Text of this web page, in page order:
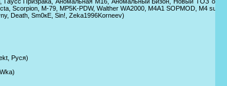
Scorpion, M-79, MP5K-PDW, Walther WA2000, M4A1 SOPMOD, M4
Death, Sm0кE, Sin!, Zeka1996Korneev)
Руся)